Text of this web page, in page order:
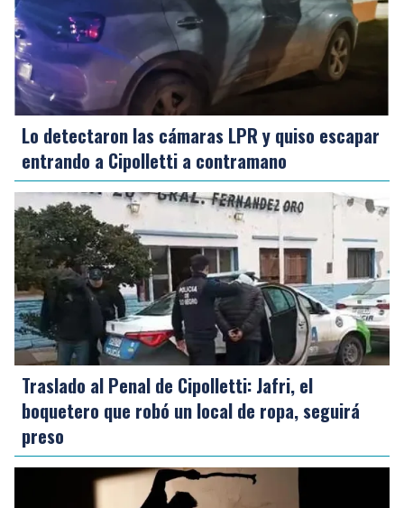
Lo detectaron las cámaras LPR y quiso escapar
entrando a Cipolletti a contramano
Traslado al Penal de Cipolletti: Jafri, el
boquetero que robó un local de ropa, seguirá
preso